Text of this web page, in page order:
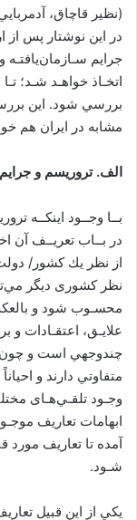
(ﻧﻈﻴﺮ ﻗﺎﭼﺎق،
در اﻳﻦ ﻧﻮﺷﺘﺎر ﭘﺲ از
ﺟﺮاﻳﻢ
اﺗﺨـﺎذ ﺧﻮاﻫـﺪ ﺷـﺪ؛
ﺑﺮرﺳﻲ ﺷﻮد. اﻳﻦ
ﻣﺸﺎﺑﻪ در اﻳﺮان ﻫﻢ
اﻟﻒ. ﺗﺮورﻳﺴﻢ و
ﺑــﺎ وﺟــﻮد اﻳﻨﻜــﻪ
در ﺑــﺎب ﺗﻌﺮﻳــﻒ
از ﻧﻈﺮ ﻳﻚ ﻛﺸﻮر/
ﻧﻈﺮ ﻛﺸﻮری دﻳﮕﺮ
ﻣﺤﺴـﻮب ﺷﻮد و
ﻋﻼﻳـﻖ، اﻋﺘﻘـﺎدات و
ﭼﻨﺪوﺟﻬﻲ اﺳﺖ و ﭼﻮن
ﻣﺘﻔﺎوﺗﻲ دارﻧﺪ و
وﺟـﻮد ﺗﻠﻘـﻲﻫـﺎی
اﺑﻬﺎﻣﺎت ﺗﻌﺎرﻳﻒ
آﻣﺪه ﺗﺎ ﺗﻌﺎرﻳﻒ
ﺷـﻮد.
ﻳﻜﻲ از اﻳﻦ ﻗﺒﻴﻞ